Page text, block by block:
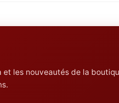
les nouveautés de la